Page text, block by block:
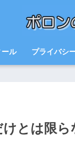
ール プライバシ
とは限